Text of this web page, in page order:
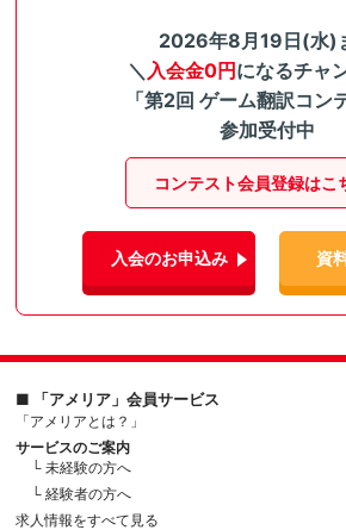
2026年8月19日(水)
＼ 入会金0円になるチャ
「第2回 ゲーム翻訳コン
参加受付中
コンテスト会員登録はこ
入会のお申込み 資
■ 「アメリア」会員サービス
「アメリアとは？」
サービスのご案内
└ 未経験の方へ
└ 経験者の方へ
求人情報をすべて見る